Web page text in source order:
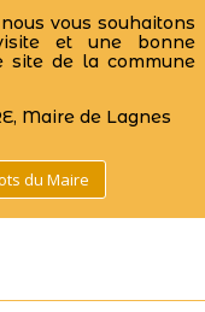
vous souhaitons
et une bonne
site de la commune
Maire de Lagnes
du Maire